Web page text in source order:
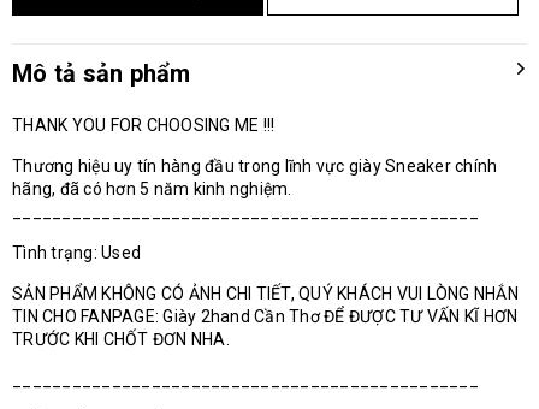
Mô tả sản phẩm
THANK YOU FOR CHOOSING ME !!!
Thương hiệu uy tín hàng đầu trong lĩnh vực giày Sneaker chính
hãng, đã có hơn 5 năm kinh nghiệm.
Tình trạng: Used
SẢN PHẨM KHÔNG CÓ ẢNH CHI TIẾT, QUÝ KHÁCH VUI LÒNG NHẮN
TIN CHO FANPAGE: Giày 2hand Cần Thơ ĐỂ ĐƯỢC TƯ VẤN KĨ HƠN
TRƯỚC KHI CHỐT ĐƠN NHA.